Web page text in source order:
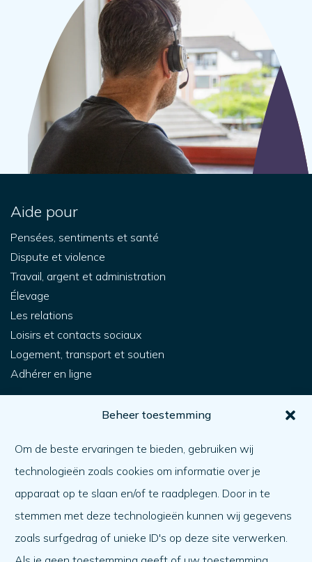
Beheer toestemming
Om de beste ervaringen te bieden, gebruiken wij
technologieën zoals cookies om informatie over je
apparaat op te slaan en/of te raadplegen. Door in te
stemmen met deze technologieën kunnen wij gegevens
zoals surfgedrag of unieke ID's op deze site verwerken.
Aide pour
Pensées, sentiments et santé
Dispute et violence
Travail, argent et administration
Élevage
Les relations
Loisirs et contacts sociaux
Logement, transport et soutien
Adhérer en ligne
Quoi de neuf ?
Ordre du jour
A propos de nous